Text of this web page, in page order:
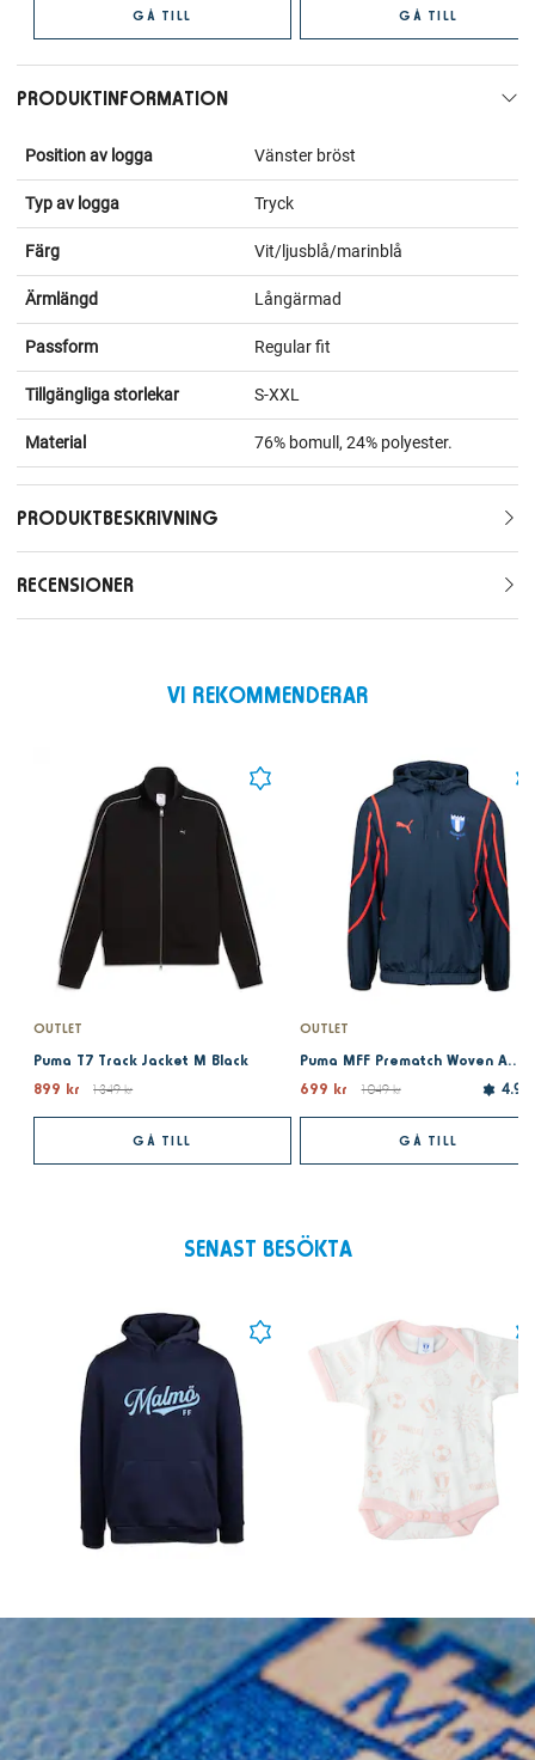
GÅ TILL GÅ TILL
PRODUKTINFORMATION
Position av logga Vänster bröst
Typ av logga Tryck
Färg Vit/ljusblå/marinblå
Ärmlängd Långärmad
Passform Regular fit
Tillgängliga storlekar S-XXL
Material 76% bomull, 24% polyester.
PRODUKTBESKRIVNING
RECENSIONER
VI REKOMMENDERAR
OUTLET
Puma T7 Track Jacket M Black
899 kr
1 349 kr
GÅ TILL
OUTLET
Puma MFF Prematch Woven Anthem Jacket Dark Night 25
699 kr
1 049 kr 4.9
GÅ TILL
SENAST BESÖKTA